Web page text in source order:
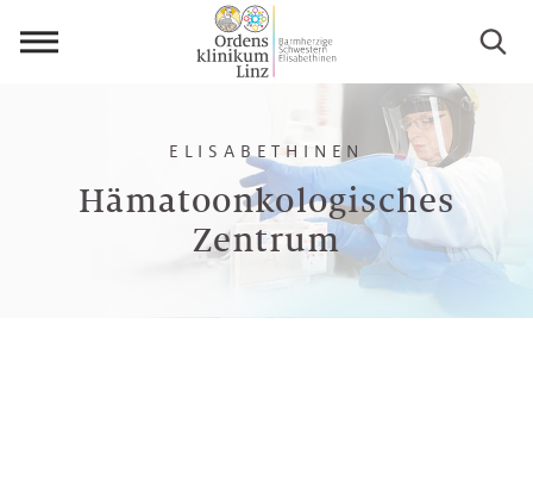
Hämatoonkologisches
Zentrum
ELISABETHINEN